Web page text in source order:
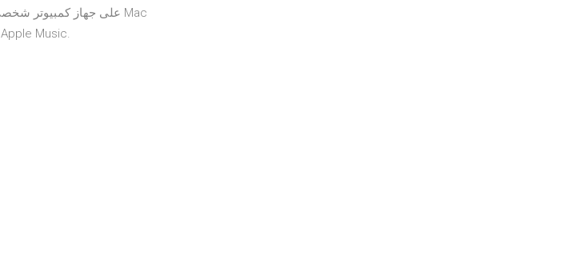
معتمد مع iTunes ، أو على iPhone / iPad / iPod / المعتمد جهاز Android مع تطبيق Apple Music.